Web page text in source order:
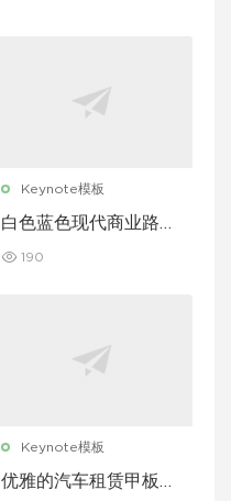
Keynote模板
白色蓝色现代商业路演
板
190
Keynote模板
优雅的汽车租赁甲板主